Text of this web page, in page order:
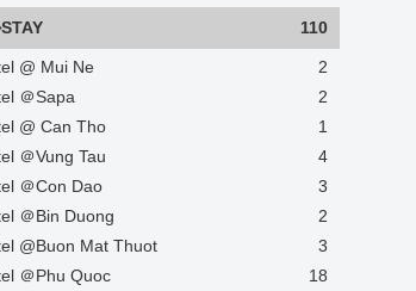
110
@ Mui Ne
2
＠Sapa
2
@ Can Tho
1
＠Vung Tau
4
＠Con Dao
3
＠Bin Duong
2
@Buon Mat Thuot
3
＠Phu Quoc
18